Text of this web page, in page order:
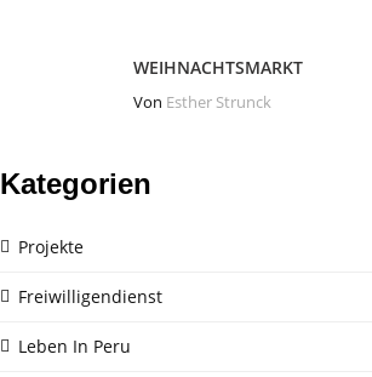
WEIHNACHTSMARKT
Von Esther Strunck
Kategorien
Projekte
Freiwilligendienst
Leben In Peru